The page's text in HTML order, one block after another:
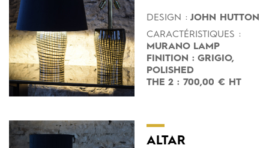
DESIGN : JOHN HUTTON
CARACTÉRISTIQUES :
MURANO LAMP
FINITION : GRIGIO,
POLISHED
THE 2 : 700,00 € HT
ALTAR